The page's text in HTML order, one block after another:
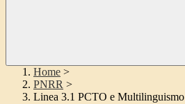
Home >
PNRR >
Linea 3.1 PCTO e Multilinguismo